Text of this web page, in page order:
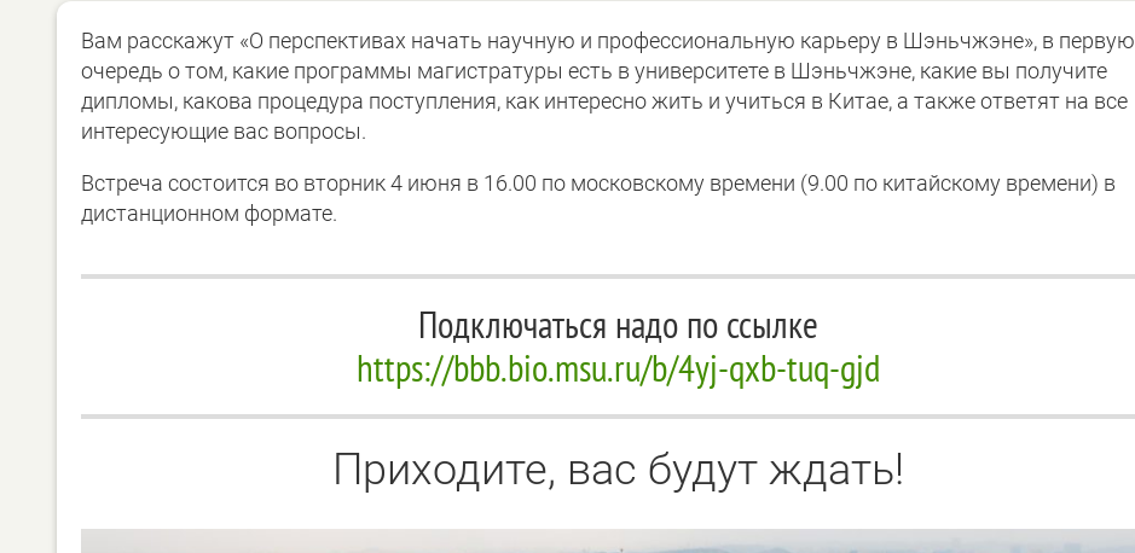
Вам расскажут «О перспективах начать научную и профессиональную карьеру в Шэньчжэне», в первую
очередь о том, какие программы магистратуры есть в университете в Шэньчжэне, какие вы получите
дипломы, какова процедура поступления, как интересно жить и учиться в Китае, а также ответят на все
интересующие вас вопросы.
Встреча состоится во вторник 4 июня в 16.00 по московскому времени (9.00 по китайскому времени) в
дистанционном формате.
Подключаться надо по ссылке
https://bbb.bio.msu.ru/b/4yj-qxb-tuq-gjd
Приходите, вас будут ждать!